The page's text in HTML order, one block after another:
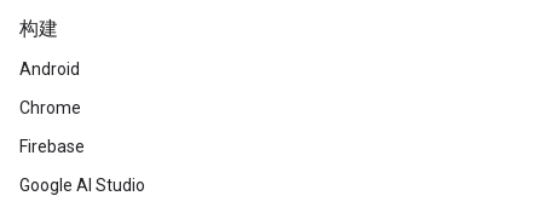
构建
Android
Chrome
Firebase
Google AI Studio